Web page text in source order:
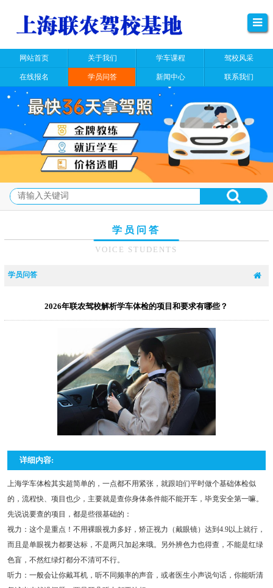
网站首页 关于我们 学车课程 驾校风采
在线报名 学员问答 新闻中心 联系我们
学员问答
VOICE STUDENTS
学员问答
2026年联农驾校解析学车体检的项目和要求有哪些？
详细内容:
上海学车体检其实超简单的，一点都不用紧张，就跟咱们平时做个基础体检似
的，流程快、项目也少，主要就是查你身体条件能不能开车，毕竟安全第一嘛。
先说说要查的项目，都是些很基础的：
视力：这个是重点！不用裸眼视力多好，矫正视力（戴眼镜）达到4.9以上就行，
而且是单眼视力都要达标，不是两只加起来哦。另外辨色力也得查，不能是红绿
色盲，不然红绿灯都分不清可不行。
听力：一般会让你戴耳机，听不同频率的声音，或者医生小声说句话，你能听清